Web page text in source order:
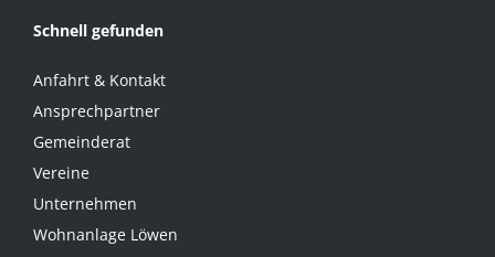
Schnell gefunden
Anfahrt & Kontakt
Ansprechpartner
Gemeinderat
Vereine
Unternehmen
Wohnanlage Löwen